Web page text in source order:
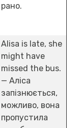
рано.
Alisa is late, she
might have
missed the bus.
— Аліса
запізнюється,
можливо, вона
пропустила